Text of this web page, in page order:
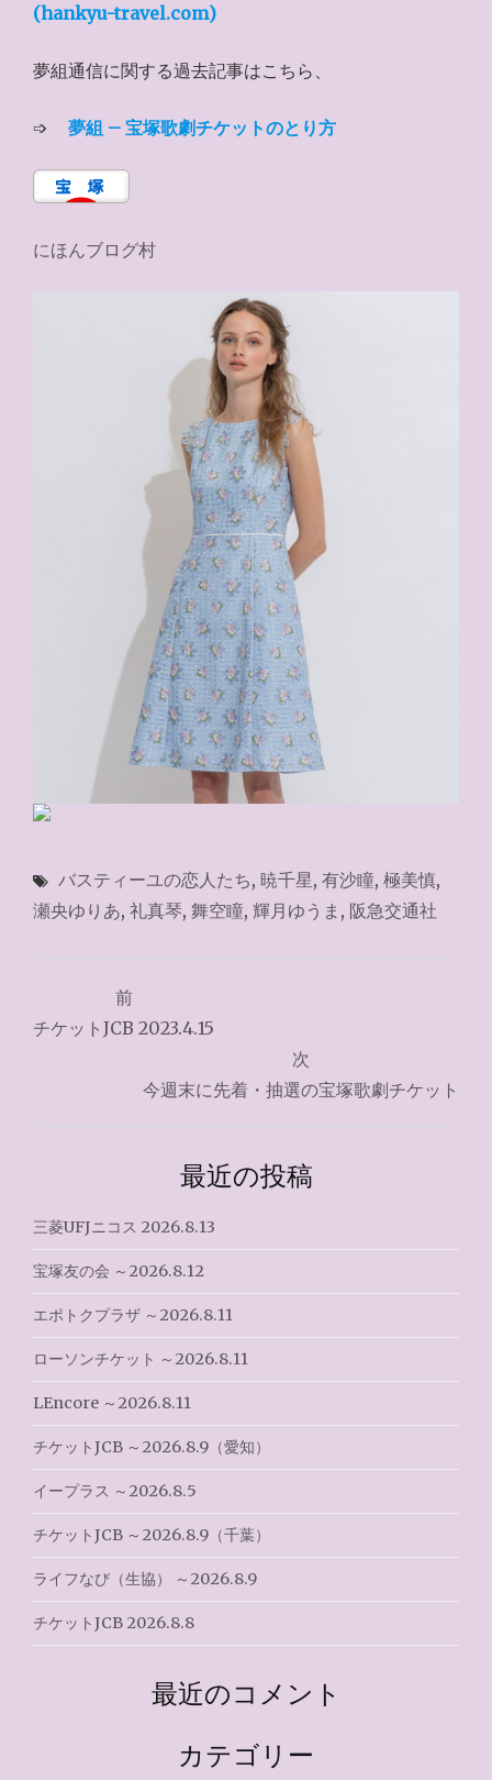
(hankyu-travel.com)
夢組通信に関する過去記事はこちら、
➩ 夢組 – 宝塚歌劇チケットのとり方
にほんブログ村
バスティーユの恋人たち, 暁千星, 有沙瞳, 極美慎,
瀬央ゆりあ, 礼真琴, 舞空瞳, 輝月ゆうま , 阪急交通社
稿
シ
ョ
ン
前
チケットJCB 2023.4.15
次
今週末に先着・抽選の宝塚歌劇チケット
最近の投稿
三菱UFJニコス 2026.8.13
宝塚友の会 ～2026.8.12
エポトクプラザ ～2026.8.11
ローソンチケット ～2026.8.11
LEncore ～2026.8.11
チケットJCB ～2026.8.9（愛知）
イープラス ～2026.8.5
チケットJCB ～2026.8.9（千葉）
ライフなび（生協） ～2026.8.9
チケットJCB 2026.8.8
最近のコメント
カテゴリー